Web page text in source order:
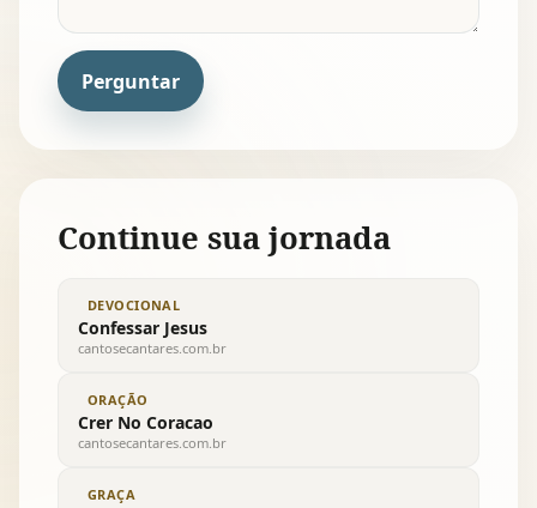
Perguntar
Continue sua jornada
DEVOCIONAL
Confessar Jesus
cantosecantares.com.br
ORAÇÃO
Crer No Coracao
cantosecantares.com.br
GRAÇA